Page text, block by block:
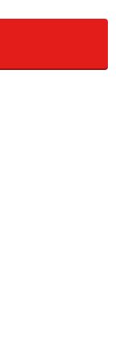
会に先立って、